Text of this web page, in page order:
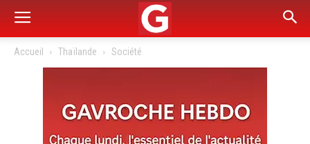
Accueil Thaïlande Société